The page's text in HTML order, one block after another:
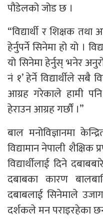
पौडेलको जोड छ ।
“विद्यार्थी र शिक्षक
हेर्नुपर्ने सिनेमा हो यो ।
यो सिनेमा हेर्नुस् भनेर
नं १’ हेर्ने विद्यार्थीले सबै
आग्रह गरेकाले हामी
हेराउन आग्रह गर्छौं ।”
बाल मनोविज्ञानमा
विद्यामान नेपाली
विद्यार्थीलाई दिने
दबाबका कारण
दबाबलाई सिनेमाले
दर्शकले मन पराइरहेका